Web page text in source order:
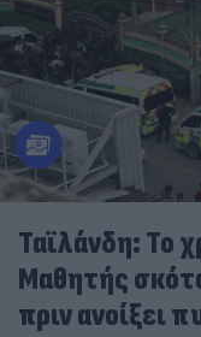
Ταϊλάνδη: Το
Μαθητής
πριν ανοίξει